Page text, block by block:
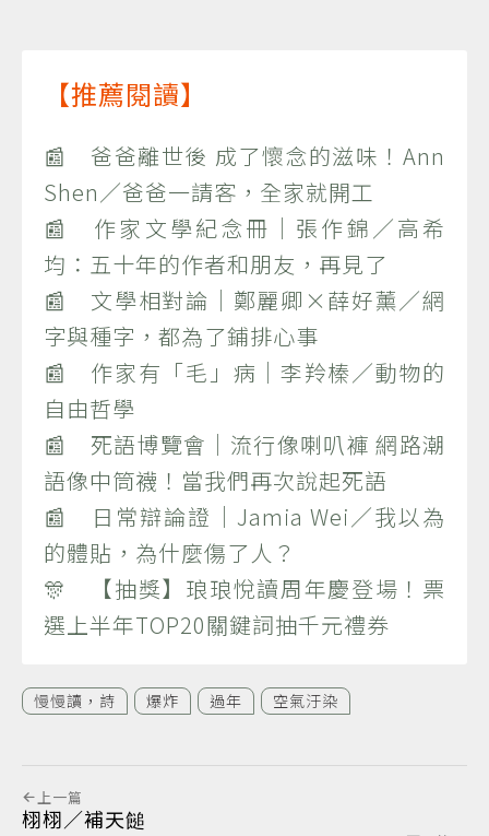
【推薦閱讀】
📰 爸爸離世後 成了懷念的滋味！Ann
Shen／爸爸一請客，全家就開工
📰 作家文學紀念冊｜張作錦／高希
均：五十年的作者和朋友，再見了
📰 文學相對論｜鄭麗卿×薛好薰／網
字與種字，都為了鋪排心事
📰 作家有「毛」病｜李羚榛／動物的
自由哲學
📰 死語博覽會｜流行像喇叭褲 網路潮
語像中筒襪！當我們再次說起死語
📰 日常辯論證｜Jamia Wei／我以為
的體貼，為什麼傷了人？
🎊 【抽獎】琅琅悅讀周年慶登場！票
選上半年TOP20關鍵詞抽千元禮券
慢慢讀，詩 爆炸 過年 空氣汙染
上一篇
栩栩／補天䭔